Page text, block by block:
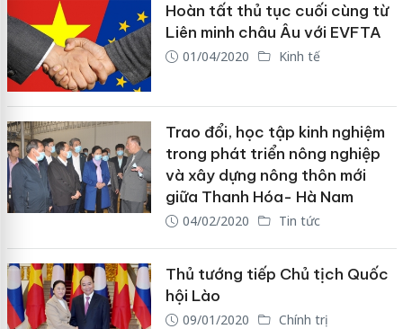
Hoàn tất thủ tục cuối cùng từ
Liên minh châu Âu với EVFTA
01/04/2020 Kinh tế
Trao đổi, học tập kinh nghiệm
trong phát triển nông nghiệp
và xây dựng nông thôn mới
giữa Thanh Hóa- Hà Nam
04/02/2020 Tin tức
Thủ tướng tiếp Chủ tịch Quốc
hội Lào
09/01/2020 Chính trị